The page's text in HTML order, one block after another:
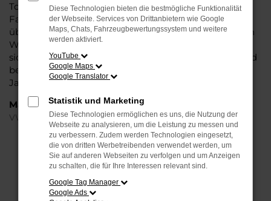
Touareg Gebrauchtwagen für Hamburg ist ein
Fahrzeug, wie es kompletter nicht sein könnte und
überzeugt durch Langlebigkeit und einen sehr soliden
Werterhalt. Bei Steinböhmer kommt hinzu, dass Sie
sich über einen preislichen Nachlass freuen dürfen und
beim Kauf auf ein Unternehmen mit mehr als 80
Jahren Erfahrung setzen.
Marken
VW
FEHLER: NETWORK ERROR
Hier sind ein paar Tipps, die dir helfen können:
Diese Technologien bieten die bestmögliche Funktionalität
der Webseite. Services von Drittanbietern wie Google
Maps, Chats, Fahrzeugbewertungssystem und weitere
werden aktiviert.
YouTube
Google Maps
Google Translator
Statistik und Marketing
Diese Technologien ermöglichen es uns, die Nutzung der
Webseite zu analysieren, um die Leistung zu messen und
zu verbessern. Zudem werden Technologien eingesetzt,
die von dritten Werbetreibenden verwendet werden, um
Sie auf anderen Webseiten zu verfolgen und um Anzeigen
zu schalten, die für Ihre Interessen relevant sind.
Google Tag Manager
Google Ads